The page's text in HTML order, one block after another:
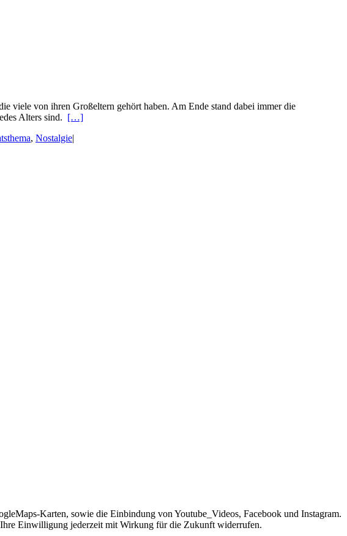
viele von ihren Großeltern gehört haben. Am Ende stand dabei immer die
Alters sind. […]
, Nostalgie|
Karten, sowie die Einbindung von Youtube_Videos, Facebook und Instagram.
Einwilligung jederzeit mit Wirkung für die Zukunft widerrufen.